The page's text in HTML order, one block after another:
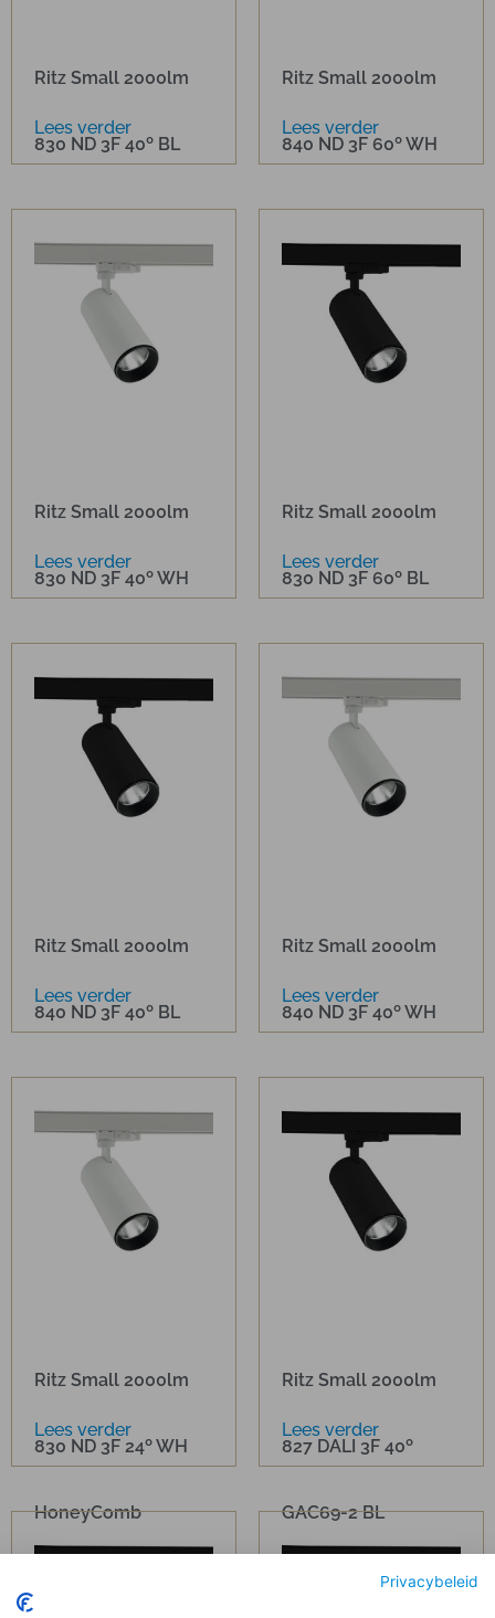
Privacybeleid
Ritz Small 2000lm
830 ND 3F 40º BL
Lees verder
Ritz Small 2000lm
840 ND 3F 60º WH
Lees verder
Ritz Small 2000lm
830 ND 3F 40º WH
Lees verder
Ritz Small 2000lm
830 ND 3F 60º BL
Lees verder
Ritz Small 2000lm
840 ND 3F 40º BL
Lees verder
Ritz Small 2000lm
840 ND 3F 40º WH
Lees verder
Ritz Small 2000lm
830 ND 3F 24º WH
HoneyComb
Lees verder
Ritz Small 2000lm
827 DALI 3F 40º
GAC69-2 BL
Lees verder